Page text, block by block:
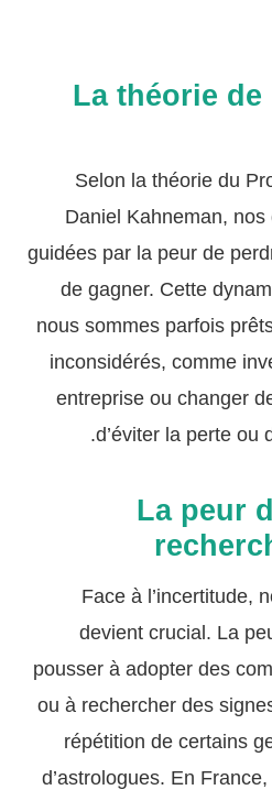
La théorie
Selon la théorie du
Daniel Kahneman,
guidées par la peur de
de gagner. Cette
nous sommes parfois
inconsidérés, comme
entreprise ou changer
d’éviter la perte ou
La peur
Face à l’incertitude,
devient crucial. La
pousser à adopter des
ou à rechercher des
répétition de certains
d’astrologues. En